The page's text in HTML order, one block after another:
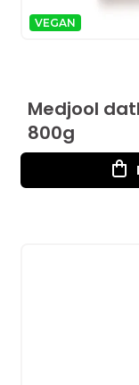
VEGAN
Medjool
800g